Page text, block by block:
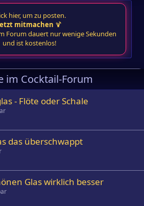
hier, um zu posten.
mitmachen 🍹
Forum dauert nur wenige Sekunden
und ist kostenlos!
im Cocktail-Forum
- Flöte oder Schale
das überschwappt
Glas wirklich besser